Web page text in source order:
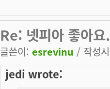
Re: 넷피아 좋아요.
글쓴이: esrevinu / 작성
jedi wrote: